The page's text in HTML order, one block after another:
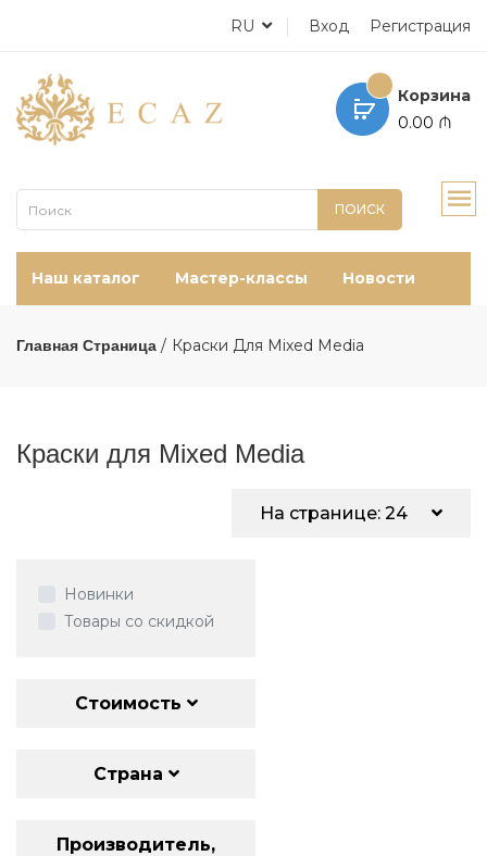
RU Вход Регистрация
Корзина
0.00 ₼
ПОИСК
Наш каталог Мастер-классы Новости
Главная Страница Краски Для Mixed Media
Краски для Mixed Media
На странице: 24
Новинки
Товары со скидкой
Стоимость
Страна
Производитель,